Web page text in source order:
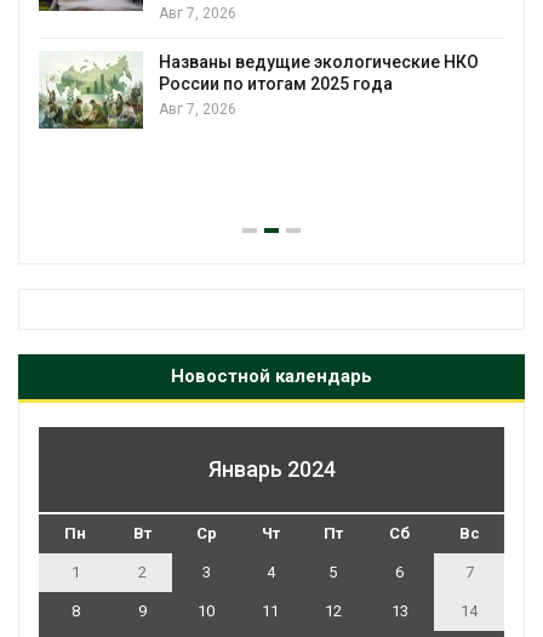
Авг 7, 2026
Названы ведущие экологические НКО
России по итогам 2025 года
Авг 7, 2026
Новостной календарь
Январь 2024
Пн Вт Ср Чт Пт Сб Вс
1 2 3 4 5 6 7
8 9 10 11 12 13 14